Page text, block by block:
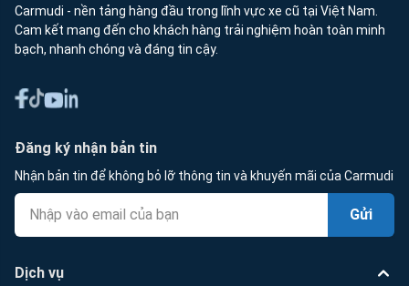
Carmudi - nền tảng hàng đầu trong lĩnh vực xe cũ tại Việt Nam.
Cam kết mang đến cho khách hàng trải nghiệm hoàn toàn minh
bạch, nhanh chóng và đáng tin cậy.
Đăng ký nhận bản tin
Nhận bản tin để không bỏ lỡ thông tin và khuyến mãi của Carmudi
Gửi
Dịch vụ